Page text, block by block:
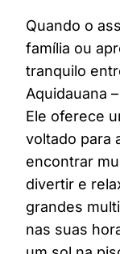
Quando o
família ou
tranquilo
Aquidauana
Ele oferece
voltado para
encontrar
divertir e
grandes
nas suas